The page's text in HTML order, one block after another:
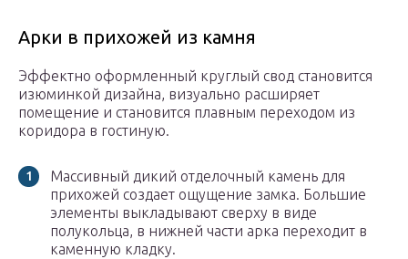
Арки в прихожей из камня
Эффектно оформленный круглый свод становится
изюминкой дизайна, визуально расширяет
помещение и становится плавным переходом из
коридора в гостиную.
Массивный дикий отделочный камень для
прихожей создает ощущение замка. Большие
элементы выкладывают сверху в виде
полукольца, в нижней части арка переходит в
каменную кладку.